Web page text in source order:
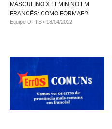
MASCULINO X FEMININO EM
FRANCÊS: COMO FORMAR?
Equipe OFTB 18/04/2022